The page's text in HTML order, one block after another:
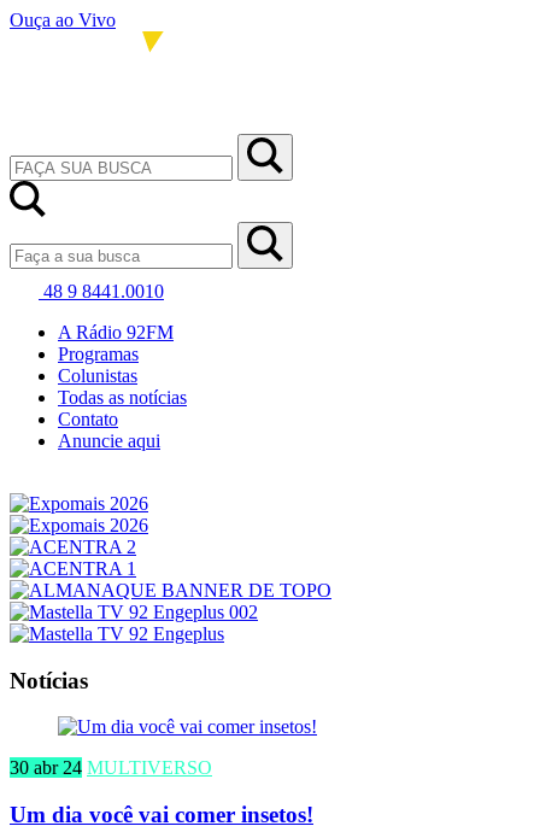
Ouça ao Vivo
48 9 8441.0010
A Rádio 92FM
Programas
Colunistas
Todas as notícias
Contato
Anuncie aqui
Notícias
30 abr 24 MULTIVERSO
Um dia você vai comer insetos!